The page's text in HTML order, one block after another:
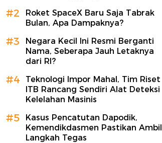
#2
Roket SpaceX Baru Saja Tabrak
Bulan, Apa Dampaknya?
#3
Negara Kecil Ini Resmi Berganti
Nama, Seberapa Jauh Letaknya
dari RI?
#4
Teknologi Impor Mahal, Tim Riset
ITB Rancang Sendiri Alat Deteksi
Kelelahan Masinis
#5
Kasus Pencatutan Dapodik,
Kemendikdasmen Pastikan Ambil
Langkah Tegas